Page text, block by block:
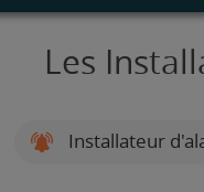
Les
Installateur